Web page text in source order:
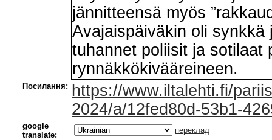
jännitteensä myös
Avajaispäiväkin oli synkkä
tuhannet poliisit ja sotilaat
rynnäkkökivääreineen.
Посилання:
https://www.iltalehti.fi/
2024/a/12fed80d-53b1-
google
translate:
переклад